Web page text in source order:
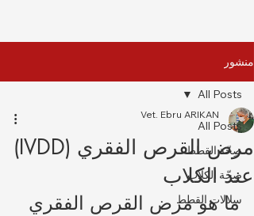
منشور
All Posts
صِحّة القطط
صِحّة الكلاب
سلالات القطط
All Posts
مرض القرص الفقري (IVDD)
عند الكلاب
Vet. Ebru ARIKAN
ما هو مرض القرص الفقري